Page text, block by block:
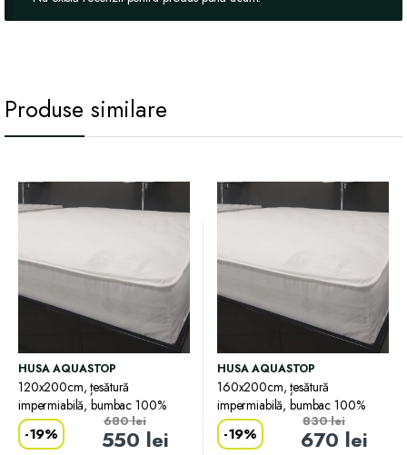
Produse similare
HUSA AQUASTOP
120x200cm, țesătură
impermiabilă, bumbac 100%
-19% 550 lei
680lei
HUSA AQUASTOP
160x200cm, țesătură
impermiabilă, bumbac 100%
-19% 670 lei
830lei